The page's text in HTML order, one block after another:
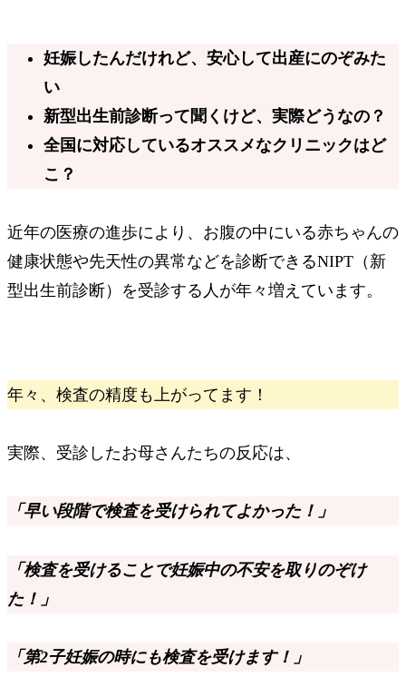
妊娠したんだけれど、安心して出産にのぞみた
い
新型出生前診断って聞くけど、実際どうなの？
全国に対応しているオススメなクリニックはど
こ？
近年の医療の進歩により、お腹の中にいる赤ちゃんの
健康状態や先天性の異常などを診断できるNIPT（新
型出生前診断）を受診する人が年々増えています。
年々、検査の精度も上がってます！
実際、受診したお母さんたちの反応は、
「早い段階で検査を受けられてよかった！」
「検査を受けることで妊娠中の不安を取りのぞけ
た！」
「第2子妊娠の時にも検査を受けます！」